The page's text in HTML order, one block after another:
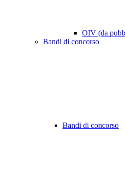
OIV (da
Bandi di concorso
Bandi di concorso